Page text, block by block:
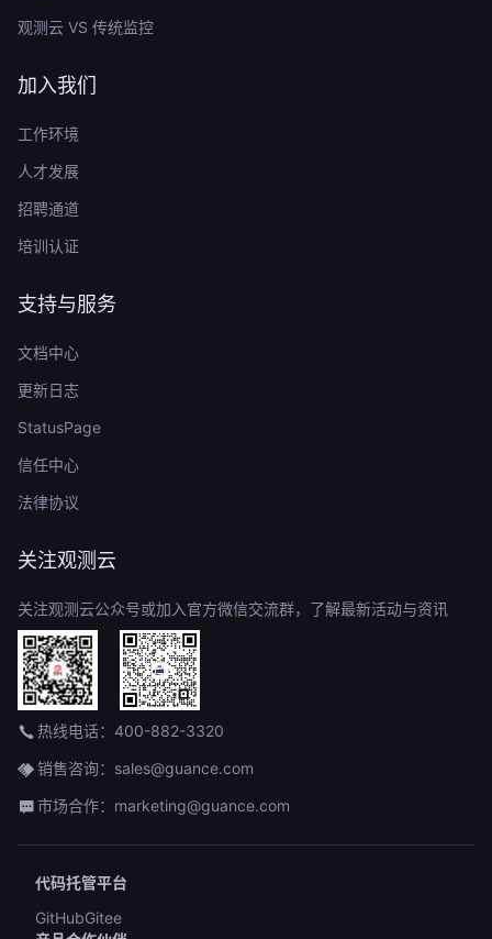
观测云 VS 传统监控
加入我们
工作环境
人才发展
招聘通道
培训认证
支持与服务
文档中心
更新日志
StatusPage
信任中心
法律协议
关注观测云
关注观测云公众号或加入官方微信交流群，了解最新活动与资讯
热线电话：400-882-3320
销售咨询：sales@guance.com
市场合作：marketing@guance.com
代码托管平台
GitHubGitee